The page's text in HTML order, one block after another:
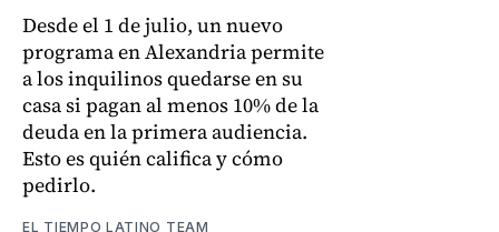
Desde el 1 de julio, un nuevo
programa en Alexandria permite
a los inquilinos quedarse en su
casa si pagan al menos 10% de la
deuda en la primera audiencia.
Esto es quién califica y cómo
pedirlo.
EL TIEMPO LATINO TEAM